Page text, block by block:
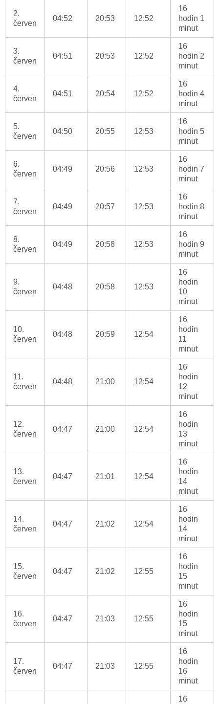
2.
červen
04:52 20:53 12:52
16
hodin 1
minut
3.
červen
04:51 20:53 12:52
16
hodin 2
minut
4.
červen
04:51 20:54 12:52
16
hodin 4
minut
5.
červen
04:50 20:55 12:53
16
hodin 5
minut
6.
červen
04:49 20:56 12:53
16
hodin 7
minut
7.
červen
04:49 20:57 12:53
16
hodin 8
minut
8.
červen
04:49 20:58 12:53
16
hodin 9
minut
9.
červen
04:48 20:58 12:53
16
hodin
10
minut
10.
červen
04:48 20:59 12:54
16
hodin
11
minut
11.
červen
04:48 21:00 12:54
16
hodin
12
minut
12.
červen
04:47 21:00 12:54
16
hodin
13
minut
13.
červen
04:47 21:01 12:54
16
hodin
14
minut
14.
červen
04:47 21:02 12:54
16
hodin
14
minut
15.
červen
04:47 21:02 12:55
16
hodin
15
minut
16.
červen
04:47 21:03 12:55
16
hodin
15
minut
17.
červen
04:47 21:03 12:55
16
hodin
16
minut
16